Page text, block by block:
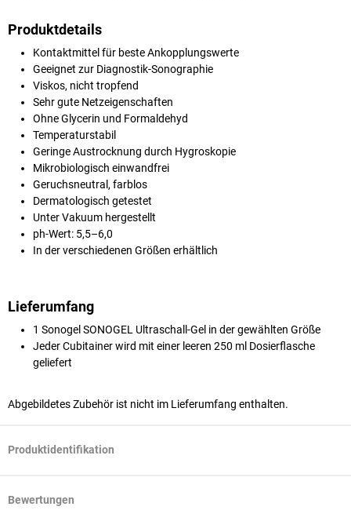
Produktdetails
Kontaktmittel für beste Ankopplungswerte
Geeignet zur Diagnostik-Sonographie
Viskos, nicht tropfend
Sehr gute Netzeigenschaften
Ohne Glycerin und Formaldehyd
Temperaturstabil
Geringe Austrocknung durch Hygroskopie
Mikrobiologisch einwandfrei
Geruchsneutral, farblos
Dermatologisch getestet
Unter Vakuum hergestellt
ph-Wert: 5,5–6,0
In der verschiedenen Größen erhältlich
Lieferumfang
1 Sonogel SONOGEL Ultraschall-Gel in der gewählten Größe
Jeder Cubitainer wird mit einer leeren 250 ml Dosierflasche
geliefert
Abgebildetes Zubehör ist nicht im Lieferumfang enthalten.
Produktidentifikation
Bewertungen